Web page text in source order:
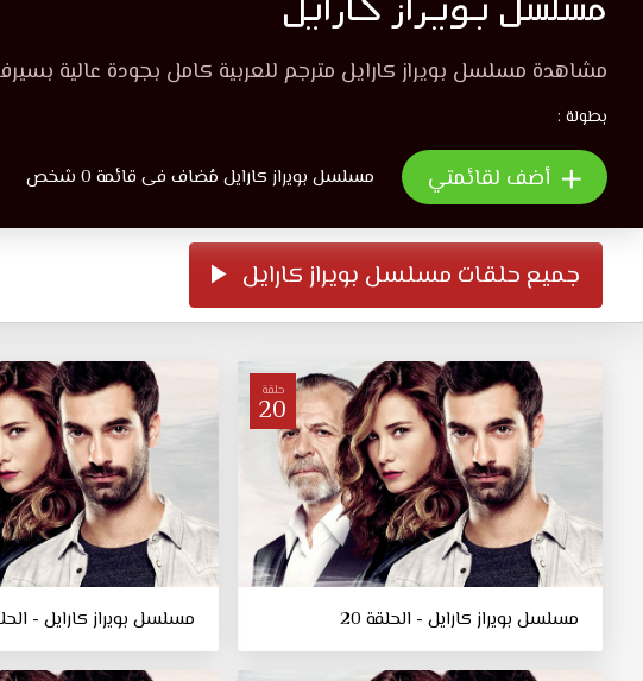
مشاهدة مسلسل بويراز كارايل مترجم للعربية كامل بجودة عالية
بطولة :
أضف لقائمتي مسلسل بويراز كارايل مُضاف فى قائمة 0 شخص
جميع حلقات مسلسل بويراز كارايل
حلقة
20
مسلسل بويراز كارايل - الحلقة 20 مسلسل بويراز كارايل -